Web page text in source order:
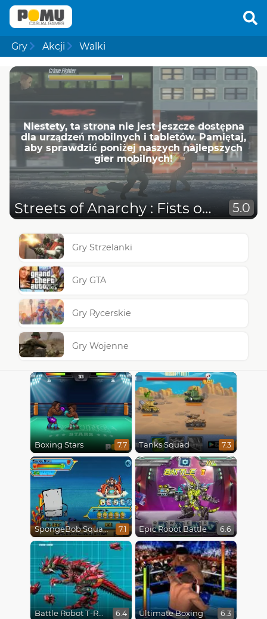
Gry Akcji Walki
Niestety, ta strona nie jest jeszcze dostępna
dla urządzeń mobilnych i tabletów. Pamiętaj,
aby sprawdzić poniżej naszych najlepszych
gier mobilnych!
Streets of Anarchy : Fists of War 5.0
Gry Strzelanki
Gry GTA
Gry Rycerskie
Gry Wojenne
Boxing Stars 7.7 Tanks Squad 7.3
SpongeBob SquarePants : Monster Island Adventures 7.1 Epic Robot Battle 6.6
Battle Robot T-Rex Age 6.4 Ultimate Boxing 6.3